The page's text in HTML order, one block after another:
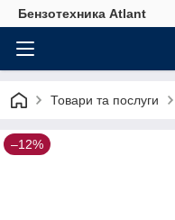
Бензотехника Atlant
Товари та послуги
–12%